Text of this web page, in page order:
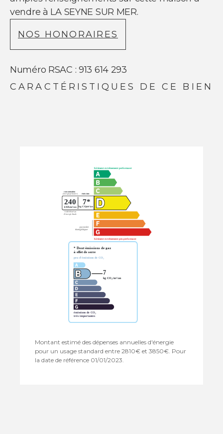
vendre à LA SEYNE SUR MER.
NOS HONORAIRES
Numéro RSAC : 913 614 293
CARACTÉRISTIQUES DE CE BIEN
Montant estimé des dépenses annuelles d'énergie
pour un usage standard entre 2810€ et 3850€. Pour
la date de référence 01/01/2023.